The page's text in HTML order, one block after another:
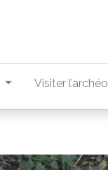
Visiter